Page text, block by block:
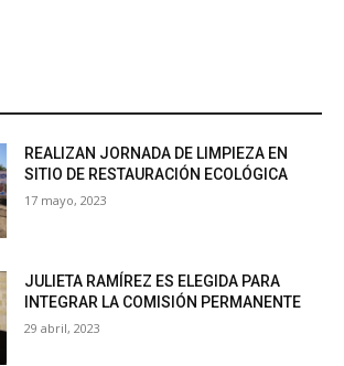
REALIZAN JORNADA DE LIMPIEZA EN
SITIO DE RESTAURACIÓN ECOLÓGICA
17 mayo, 2023
JULIETA RAMÍREZ ES ELEGIDA PARA
INTEGRAR LA COMISIÓN PERMANENTE
29 abril, 2023